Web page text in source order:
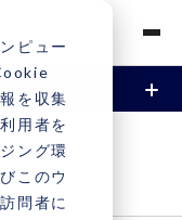
ピュー
を収集
用者を
ング環
このウ
問者に
お問い合わせ